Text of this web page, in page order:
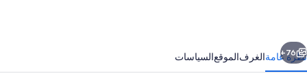
التالي
76+
نظرة عامةالغرفالموقعالسياسات